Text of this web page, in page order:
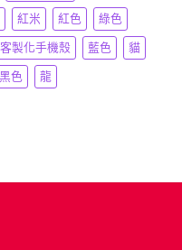
紅米 紅色 綠色
製化手機殼 藍色 貓
黑色 龍